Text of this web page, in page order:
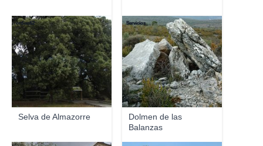
Selva de Almazorre
ordiso62
Dolmen de las
Balanzas
Servicios